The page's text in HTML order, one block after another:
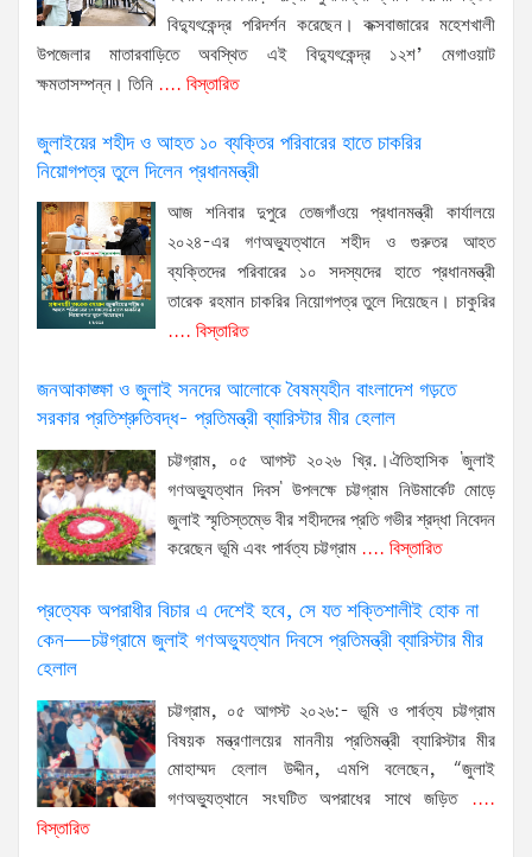
বিদ্যুৎকেন্দ্র পরিদর্শন করেছেন। কক্সবাজারের মহেশখালী
উপজেলার মাতারবাড়িতে অবস্থিত এই বিদ্যুৎকেন্দ্র ১২শ’ মেগাওয়াট
ক্ষমতাসম্পন্ন। তিনি .... বিস্তারিত
জুলাইয়ের শহীদ ও আহত ১০ ব্যক্তির পরিবারের হাতে চাকরির
নিয়োগপত্র তুলে দিলেন প্রধানমন্ত্রী
আজ শনিবার দুপুরে তেজগাঁওয়ে প্রধানমন্ত্রী কার্যালয়ে
২০২৪-এর গণঅভ্যুত্থানে শহীদ ও গুরুতর আহত
ব্যক্তিদের পরিবারের ১০ সদস্যদের হাতে প্রধানমন্ত্রী
তারেক রহমান চাকরির নিয়োগপত্র তুলে দিয়েছেন। চাকুরির
.... বিস্তারিত
জনআকাঙ্ক্ষা ও জুলাই সনদের আলোকে বৈষম্যহীন বাংলাদেশ গড়তে
সরকার প্রতিশ্রুতিবদ্ধ- প্রতিমন্ত্রী ব্যারিস্টার মীর হেলাল
চট্টগ্রাম, ০৫ আগস্ট ২০২৬ খ্রি.।ঐতিহাসিক 'জুলাই
গণঅভ্যুত্থান দিবস' উপলক্ষে চট্টগ্রাম নিউমার্কেট মোড়ে
জুলাই স্মৃতিস্তম্ভে বীর শহীদদের প্রতি গভীর শ্রদ্ধা নিবেদন
করেছেন ভূমি এবং পার্বত্য চট্টগ্রাম .... বিস্তারিত
প্রত্যেক অপরাধীর বিচার এ দেশেই হবে, সে যত শক্তিশালীই হোক না
কেন—চট্টগ্রামে জুলাই গণঅভ্যুত্থান দিবসে প্রতিমন্ত্রী ব্যারিস্টার মীর
হেলাল
চট্টগ্রাম, ০৫ আগস্ট ২০২৬:- ভূমি ও পার্বত্য চট্টগ্রাম
বিষয়ক মন্ত্রণালয়ের মাননীয় প্রতিমন্ত্রী ব্যারিস্টার মীর
মোহাম্মদ হেলাল উদ্দীন, এমপি বলেছেন, “জুলাই
গণঅভ্যুত্থানে সংঘটিত অপরাধের সাথে জড়িত....
বিস্তারিত